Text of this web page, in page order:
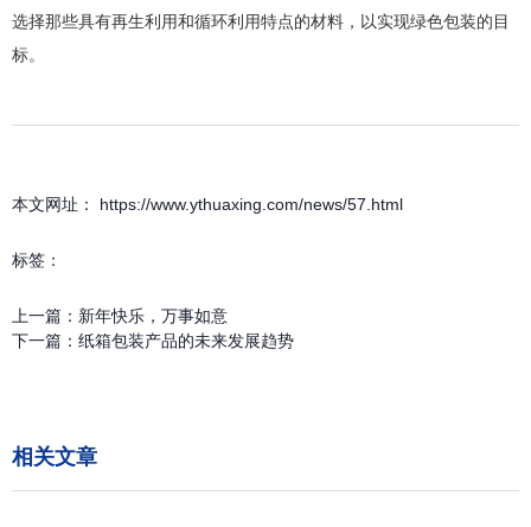
选择那些具有再生利用和循环利用特点的材料，以实现绿色包装的目
标。
本文网址： https://www.ythuaxing.com/news/57.html
标签：
上一篇： 新年快乐，万事如意
下一篇： 纸箱包装产品的未来发展趋势
相关文章